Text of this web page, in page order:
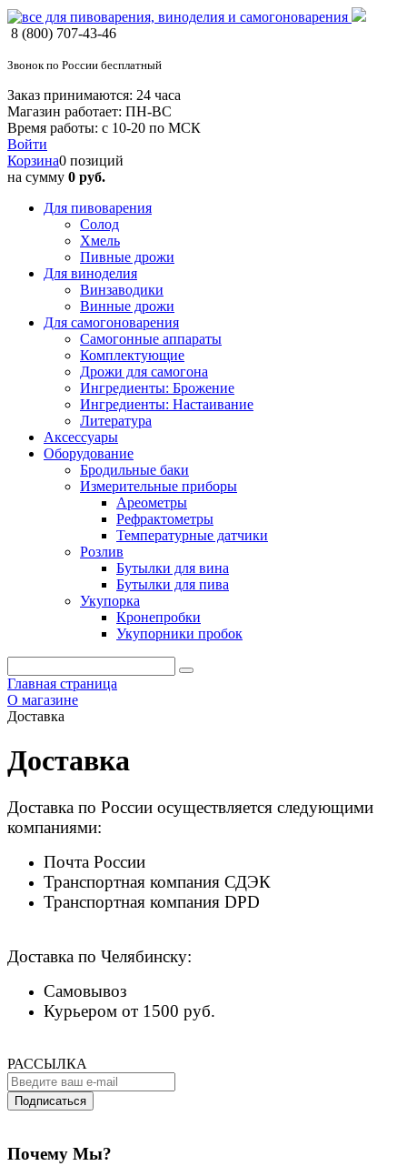
8 (800) 707-43-46
Звонок по России бесплатный
Заказ принимаются: 24 часа
Магазин работает: ПН-ВС
Время работы: с 10-20 по МСК
Войти
Корзина0 позиций
на сумму 0 руб.
Для пивоварения
Солод
Хмель
Пивные дрожи
Для виноделия
Винзаводики
Винные дрожи
Для самогоноварения
Самогонные аппараты
Комплектующие
Дрожи для самогона
Ингредиенты: Брожение
Ингредиенты: Настаивание
Литература
Аксессуары
Оборудование
Бродильные баки
Измерительные приборы
Ареометры
Рефрактометры
Температурные датчики
Розлив
Бутылки для вина
Бутылки для пива
Укупорка
Кронепробки
Укупорники пробок
Главная страница
О магазине
Доставка
Доставка
Доставка по России осуществляется следующими
компаниями:
Почта России
Транспортная компания СДЭК
Транспортная компания DPD
Доставка по Челябинску:
Самовывоз
Курьером от 1500 руб.
РАССЫЛКА
Подписаться
Почему Мы?